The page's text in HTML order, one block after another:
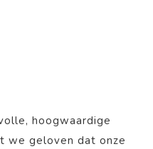
hoogwaardige
we geloven dat onze